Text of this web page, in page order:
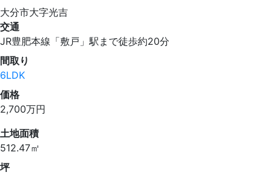
大分市大字光吉
交通
JR豊肥本線「敷戸」駅まで徒歩約20分
間取り
6LDK
価格
2,700万円
土地面積
512.47㎡
坪